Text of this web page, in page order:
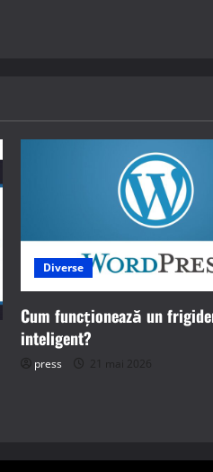
Diverse
Cum funcționează un
inteligent?
press 21 mai 2026